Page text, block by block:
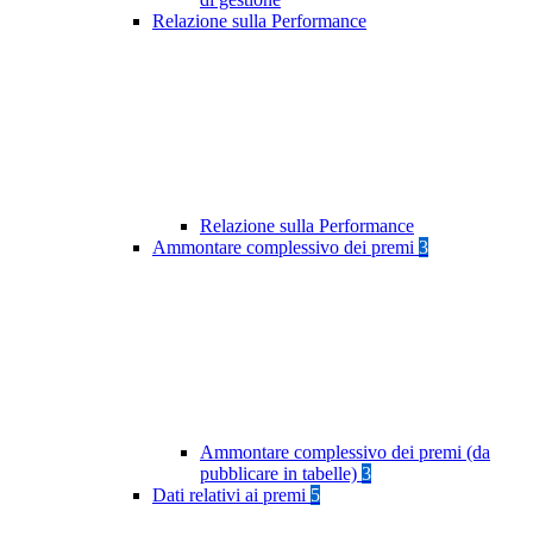
Relazione sulla Performance
Relazione sulla Performance
Ammontare complessivo dei premi 3
Ammontare complessivo dei premi (da
pubblicare in tabelle) 3
Dati relativi ai premi 5